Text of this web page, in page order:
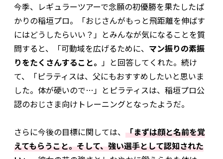
今季、レギュラーツアーで念願の初優勝を果たしたば
かりの稲垣プロ。「おじさんがもっと飛距離を伸ばす
にはどうしたらいい？」とみんなが気になることを質
問すると、「可動域を広げるために、 マン振りの素振
りをたくさんすること。 」と回答してくれた。続け
て、「ピラティスは、父にもおすすめしたいと思いま
した。体が硬いので…」とピラティスは、稲垣プロ公
認のおじさま向けトレーニングとなったようだ。
さらに今後の目標に関しては、 「まずは顔と名前を覚
えてもらうこと。そして、強い選手として認知された